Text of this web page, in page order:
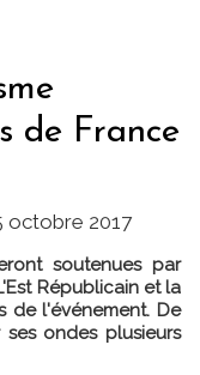
de France
octobre 2017
soutenues par
Républicain et la
de l'événement. De
ondes plusieurs